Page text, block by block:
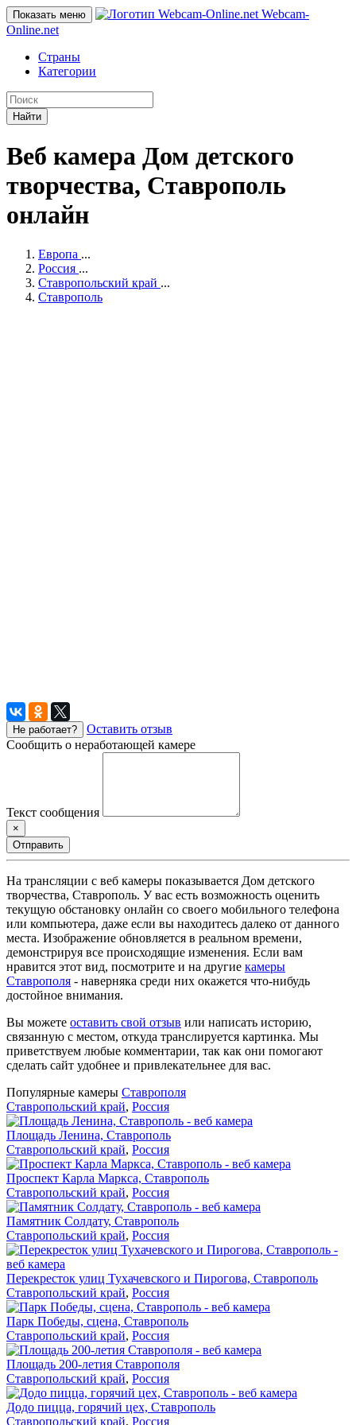
Показать меню
Webcam-
Online.net
Страны
Категории
Найти
Веб камера Дом детского
творчества, Ставрополь
онлайн
Европа ...
Россия ...
Ставропольский край ...
Ставрополь
Не работает?
Оставить отзыв
Сообщить о неработающей камере
Текст сообщения
×
Отправить
На трансляции с веб камеры показывается Дом детского
творчества, Ставрополь. У вас есть возможность оценить
текущую обстановку онлайн со своего мобильного телефона
или компьютера, даже если вы находитесь далеко от данного
места. Изображение обновляется в реальном времени,
демонстрируя все происходящие изменения. Если вам
нравится этот вид, посмотрите и на другие камеры
Ставрополя - наверняка среди них окажется что-нибудь
достойное внимания.
Вы можете оставить свой отзыв или написать историю,
связанную с местом, откуда транслируется картинка. Мы
приветствуем любые комментарии, так как они помогают
сделать сайт удобнее и привлекательнее для вас.
Популярные камеры Ставрополя
Ставропольский край, Россия
Площадь Ленина, Ставрополь
Ставропольский край, Россия
Проспект Карла Маркса, Ставрополь
Ставропольский край, Россия
Памятник Солдату, Ставрополь
Ставропольский край, Россия
Перекресток улиц Тухачевского и Пирогова, Ставрополь
Ставропольский край, Россия
Парк Победы, сцена, Ставрополь
Ставропольский край, Россия
Площадь 200-летия Ставрополя
Ставропольский край, Россия
Додо пицца, горячий цех, Ставрополь
Ставропольский край, Россия